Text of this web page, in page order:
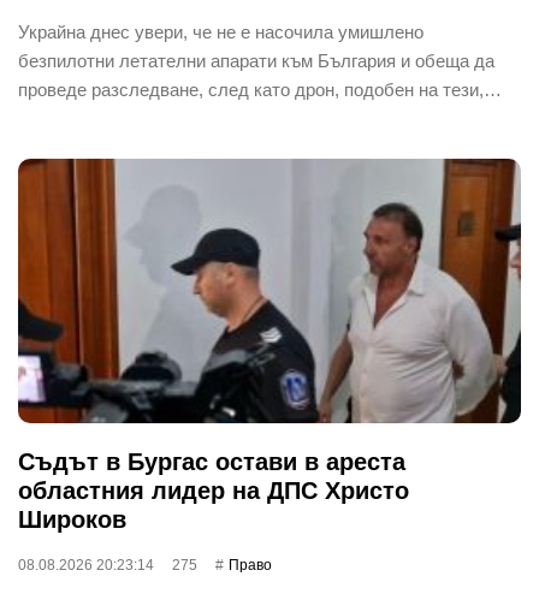
Украйна днес увери, че не е насочила умишлено
безпилотни летателни апарати към България и обеща да
проведе разследване, след като дрон, подобен на тези,…
Съдът в Бургас остави в ареста
областния лидер на ДПС Христо
Широков
08.08.2026 20:23:14 275 Право